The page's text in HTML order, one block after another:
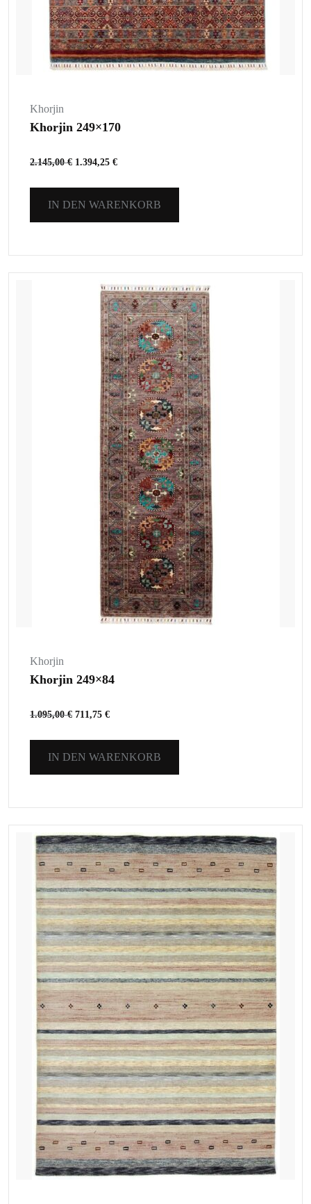
Khorjin
Khorjin 249×170
2.145,00€ 1.394,25 €
IN DEN WARENKORB
Khorjin
Khorjin 249×84
1.095,00€ 711,75 €
IN DEN WARENKORB